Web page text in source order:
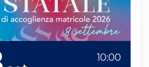
10:00